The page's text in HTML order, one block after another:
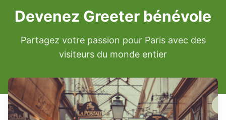
Devenez Greeter bénévole
Partagez votre passion pour Paris avec des
visiteurs du monde entier